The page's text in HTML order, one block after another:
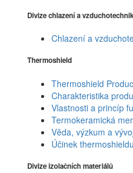
Divize chlazení a
Chlazení a
Thermoshield
Thermoshield
Charakteristika
Vlastnosti a princíp
Termokeramická
Věda, výzkum a
Účinek thermoshieldu
Divize izolačních materiálů